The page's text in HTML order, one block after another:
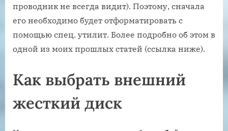
проводник не всегда видит). Поэтому, сначала
его необходимо будет отформатировать с
помощью спец. утилит. Более подробно об этом в
одной из моих прошлых статей (ссылка ниже).
Как выбрать внешний
жесткий диск